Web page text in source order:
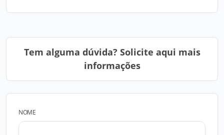
Tem alguma dúvida? Solicite aqui mais
informações
NOME